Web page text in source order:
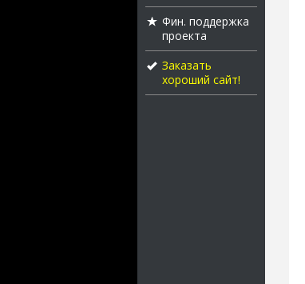
Фин. поддержка
проекта
Заказать
хороший сайт!